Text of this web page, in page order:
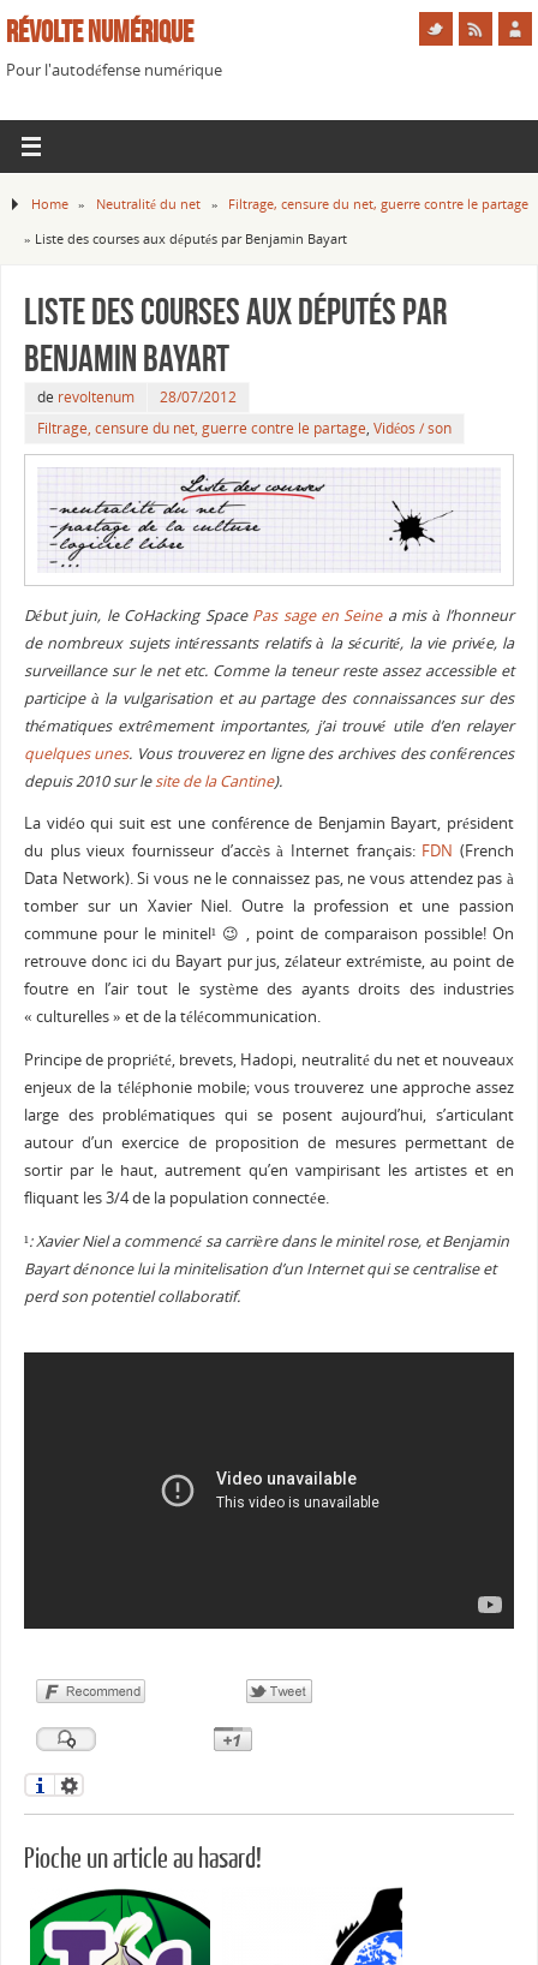
Révolte Numérique
Pour l'autodéfense numérique
Home » Neutralité du net »
Filtrage, censure du net, guerre contre le partage
» Liste des courses aux députés par Benjamin Bayart
Liste des courses aux députés par
Benjamin Bayart
de revoltenum
28/07/2012
Filtrage, censure du net, guerre contre le partage, Vidéos / son
Début juin, le CoHacking Space Pas sage en Seinea mis à l’honneur
de nombreux sujets intéressants relatifs à la sécurité, la vie privée, la
surveillancesur le netetc. Comme la teneur reste assez accessible et
participe à la vulgarisation et au partage des connaissances sur des
thématiques extrêmement importantes, j’ai trouvé utile d’en relayer
quelques unes. Vous trouverezen lignedes archives des conférences
depuis 2010 sur lesite de la Cantine).
La vidéo qui suit est une conférence de Benjamin Bayart, président
du plus vieux fournisseur d’accès à Internet français: FDN (French
Data Network). Si vous ne le connaissez pas, ne vous attendez pas à
tomber sur un Xavier Niel. Outre la profession et une passion
commune pour le minitel¹ 😉 , point de comparaison possible! On
retrouve donc ici du Bayart pur jus, zélateur extrémiste, au point de
foutre en l’air tout le système des ayants droits des industries
« culturelles » et de la télécommunication.
Principe de propriété, brevets, Hadopi, neutralité du net et nouveaux
enjeux de la téléphonie mobile; vous trouverez une approche assez
large des problématiques qui se posent aujourd’hui, s’articulant
autour d’un exercice de proposition de mesures permettant de
sortir par le haut, autrement qu’en vampirisant les artistes et en
fliquant les 3/4 de la population connectée.
¹: Xavier Niel a commencé sa carrière dans le minitel rose, et Benjamin
Bayart dénonce lui la minitelisation d’un Internet qui se centralise et
perd son potentiel collaboratif.
Pioche un article au hasard!